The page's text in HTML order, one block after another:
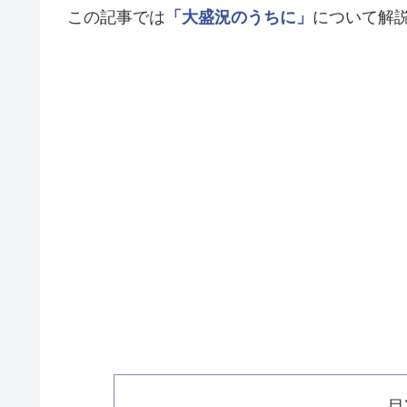
この記事では 「大盛況のうちに」 について解